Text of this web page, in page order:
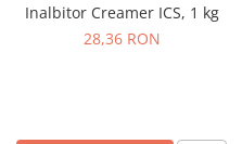
Inalbitor Creamer ICS, 1 kg
28,36 RON